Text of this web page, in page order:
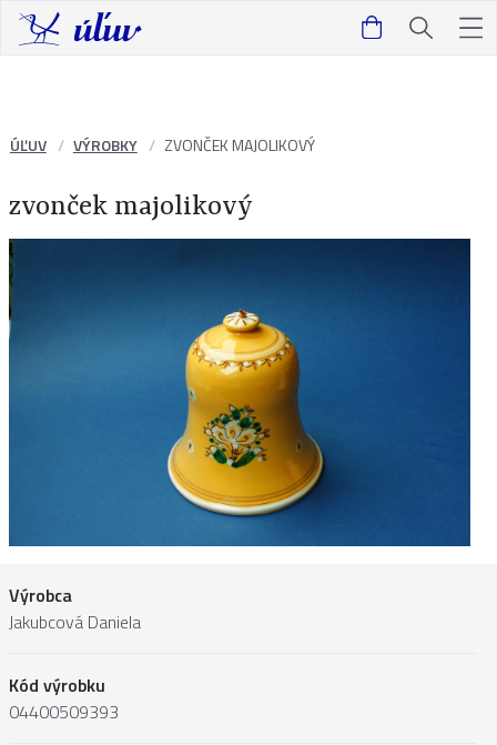
ÚĽUV VÝROBKY ZVONČEK MAJOLIKOVÝ
zvonček majolikový
Výrobca
Jakubcová Daniela
Kód výrobku
04400509393